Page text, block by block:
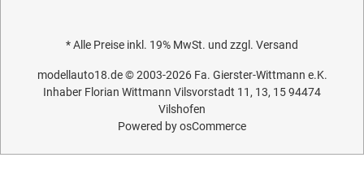
* Alle Preise inkl. 19% MwSt. und zzgl. Versand
modellauto18.de© 2003-2026 Fa. Gierster-Wittmann e.K.
Inhaber Florian Wittmann Vilsvorstadt 11, 13, 15 94474
Vilshofen
Powered byosCommerce